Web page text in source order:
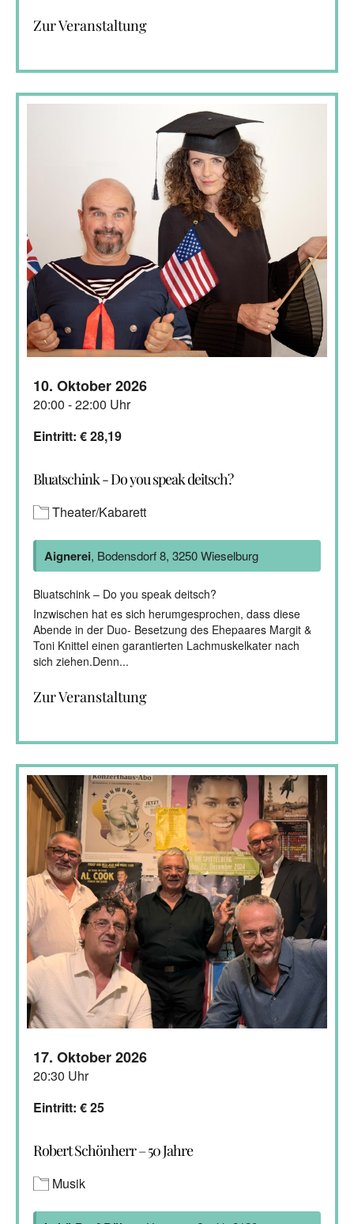
Zur Veranstaltung
10. Oktober 2026
20:00 - 22:00 Uhr
Eintritt: € 28,19
Bluatschink - Do you speak deitsch?
Theater/Kabarett
Aignerei, Bodensdorf 8, 3250 Wieselburg
Bluatschink – Do you speak deitsch?
Inzwischen hat es sich herumgesprochen, dass diese
Abende in der Duo- Besetzung des Ehepaares Margit &
Toni Knittel einen garantierten Lachmuskelkater nach
sich ziehen.Denn...
Zur Veranstaltung
17. Oktober 2026
20:30 Uhr
Eintritt: € 25
Robert Schönherr – 50 Jahre
Musik